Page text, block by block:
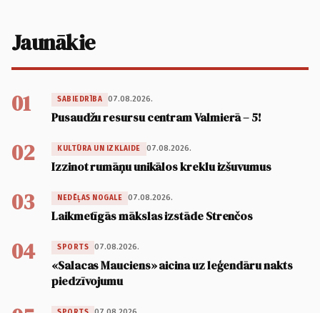
Jaunākie
01 SABIEDRĪBA 07.08.2026.
Pusaudžu resursu centram Valmierā – 5!
02 KULTŪRA UN IZKLAIDE 07.08.2026.
Izzinot rumāņu unikālos kreklu izšuvumus
03 NEDĒĻAS NOGALE 07.08.2026.
Laikmetīgās mākslas izstāde Strenčos
04 SPORTS 07.08.2026.
«Salacas Mauciens» aicina uz leģendāru nakts
piedzīvojumu